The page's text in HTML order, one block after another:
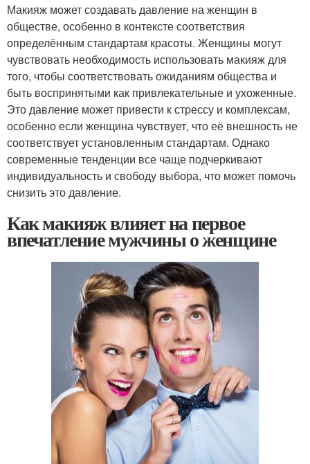
Макияж может создавать давление на женщин в
обществе, особенно в контексте соответствия
определённым стандартам красоты. Женщины могут
чувствовать необходимость использовать макияж для
того, чтобы соответствовать ожиданиям общества и
быть воспринятыми как привлекательные и ухоженные.
Это давление может привести к стрессу и комплексам,
особенно если женщина чувствует, что её внешность не
соответствует установленным стандартам. Однако
современные тенденции все чаще подчеркивают
индивидуальность и свободу выбора, что может помочь
снизить это давление.
Как макияж влияет на первое
впечатление мужчины о женщине